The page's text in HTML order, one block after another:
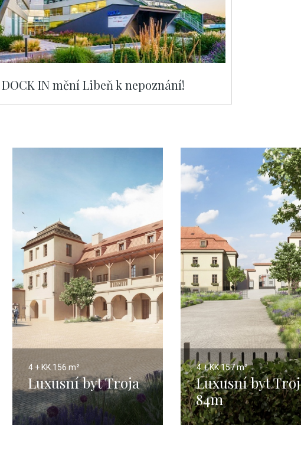
IN mění Libeň k nepoznání!
4 + KK 156 m²
Luxusní byt Troja
4 + KK157 m²
Luxusní byt
84m